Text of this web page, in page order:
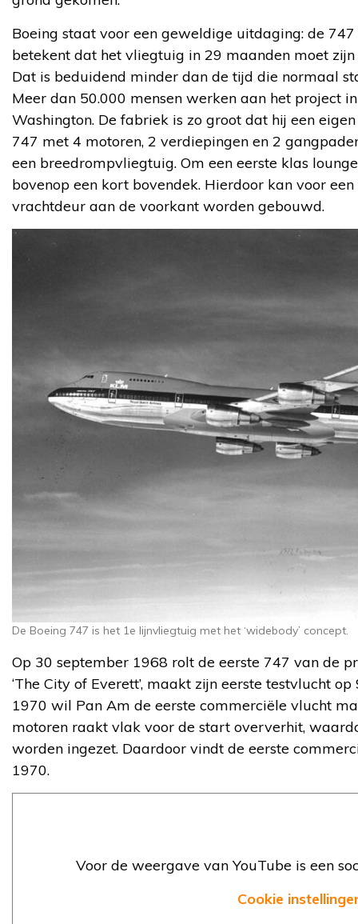
Boeing staat voor een geweldige uitdaging: de
betekent dat het vliegtuig in 29 maanden moet
Dat is beduidend minder dan de tijd die normaal
Meer dan 50.000 mensen werken aan het project
Washington. De fabriek is zo groot dat hij een
747 met 4 motoren, 2 verdiepingen en 2
een breedrompvliegtuig. Om een eerste klas
bovenop een kort bovendek. Hierdoor kan voor
vrachtdeur aan de voorkant worden gebouwd.
De Boeing 747 is het 1e lijnvliegtuig met het ‘widebody’ concept.
Op 30 september 1968 rolt de eerste 747 van de
‘The City of Everett’, maakt zijn eerste testvlucht
1970 wil Pan Am de eerste commerciële vlucht
motoren raakt vlak voor de start oververhit,
worden ingezet. Daardoor vindt de eerste
1970.
Voor de weergave van YouTube is een
Cookie